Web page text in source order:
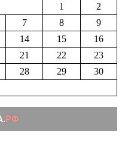
1
2
7 8
9
14 15
16
21 22
23
28 29
30